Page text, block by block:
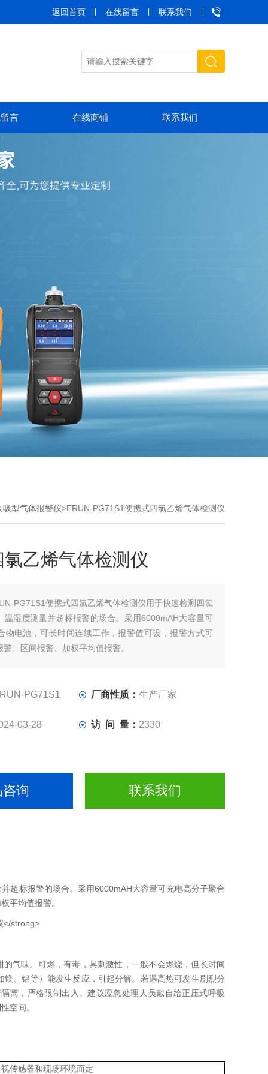
返回首页 在线留言 联系我们
言 在线商铺 联系我们
吸型气体报警仪>ERUN-PG71S1便携式四氯乙烯气体检测仪
乙烯气体检测仪
PG71S1便携式四氯乙烯气体检测仪用于快速检测四氯
温湿度测量并超标报警的场合。采用6000mAH大容量可
物电池，可长时间连续工作，报警值可设，报警方式可
、区间报警、加权平均值报警。
PG71S1 厂商性质：生产厂家
03-28 访 问 量： 2330
询 联系我们
超标报警的场合。采用6000mAH大容量可充电高分子聚合
平均值报警。
气味。可燃，有毒，具刺激性，一般不会燃烧，但长时间
、铝等）能发生反应，引起分解。若遇高热可发生剧烈分
离，严格限制出入。建议应急处理人员戴自给正压式呼吸
空间。
传感器和现场环境而定